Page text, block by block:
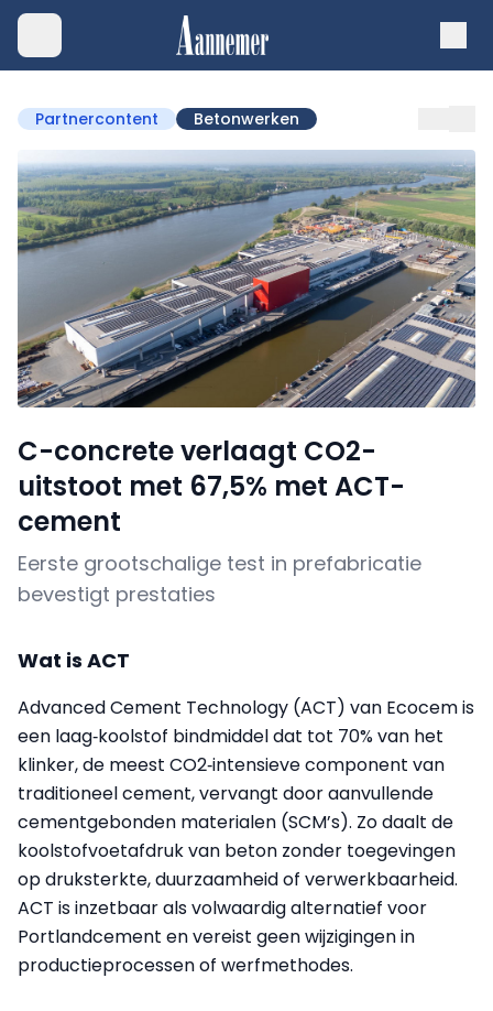
Partnercontent Betonwerken
C-concrete verlaagt CO2-
uitstoot met 67,5% met ACT-
cement
Eerste grootschalige test in prefabricatie
bevestigt prestaties
Wat is ACT
Advanced Cement Technology (ACT) van Ecocem is
een laag‑koolstof bindmiddel dat tot 70% van het
klinker, de meest CO2‑intensieve component van
traditioneel cement, vervangt door aanvullende
cementgebonden materialen (SCM’s). Zo daalt de
koolstofvoetafdruk van beton zonder toegevingen
op druksterkte, duurzaamheid of verwerkbaarheid.
ACT is inzetbaar als volwaardig alternatief voor
Portlandcement en vereist geen wijzigingen in
productieprocessen of werfmethodes.